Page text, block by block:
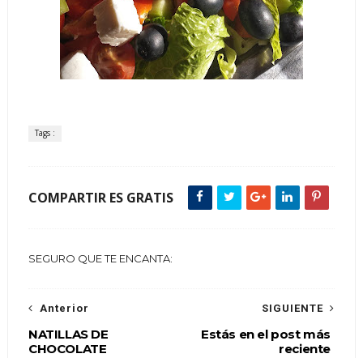
Tags :
COMPARTIR ES GRATIS
SEGURO QUE TE ENCANTA:
SIGUIENTE
Estás en el post más
reciente
Anterior
NATILLAS DE
CHOCOLATE